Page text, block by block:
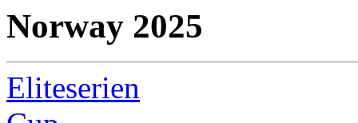
Norway 2025
Eliteserien